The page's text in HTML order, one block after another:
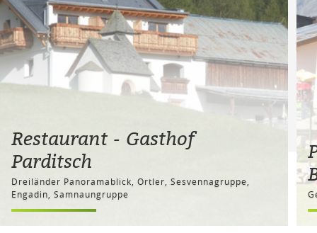
Restaurant - Gasthof
Parditsch
Dreiländer Panoramablick, Ortler, Sesvennagruppe,
Engadin, Samnaungruppe